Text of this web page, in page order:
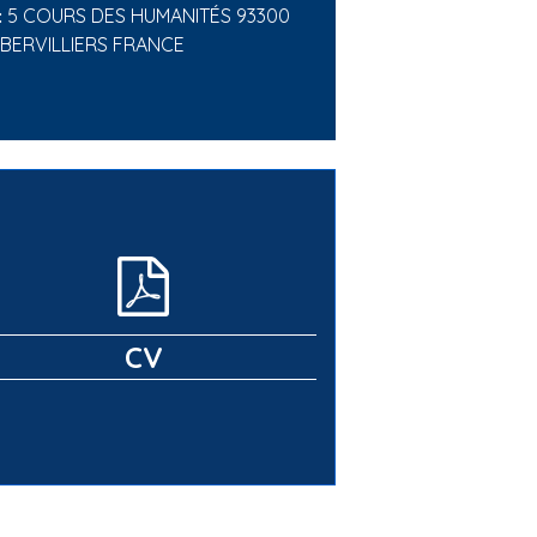
5 COURS DES HUMANITÉS 93300
FRANCE
CV